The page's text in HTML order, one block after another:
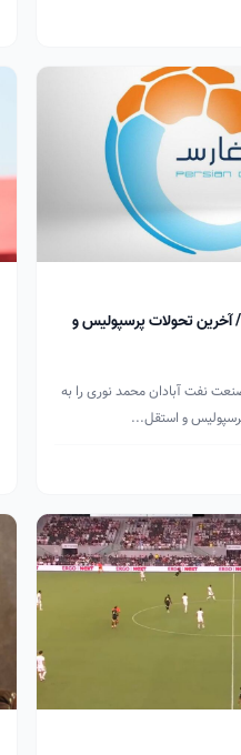
تحولات پرسپولیس و
نفت آبادان محمد نوری را به
و استقل...